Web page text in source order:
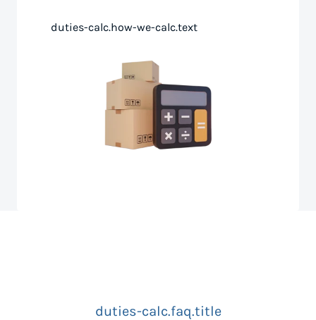
duties-calc.how-we-calc.text
duties-calc.faq.title